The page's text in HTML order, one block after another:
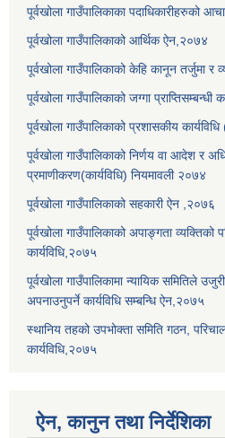
पूर्वखोला गाउँपालिकाका पदाधिकारीहरुको
पूर्वखोला गाउँपालिकाको आर्थिक ऐन,२०७४
पूर्वखोला गाउँपालिकाको केहि कानून तर्जुमा
पूर्वखोला गाउँपालिकाको जग्गा प्राप्तिसम्बन्धी
पूर्वखोला गाउँपालिकाको प्रशासकीय
पूर्वखोला गाउँपालिकाको निर्णय वा आदेश र
प्रमाणीकरण(कार्यविधि) नियमावली २०७४
पूर्वखोला गाउँपालिकाको सहकारी ऐन ,२०७६
पूर्वखोला गाउँपालिकाको अपाङ्गता व्यक्तिको
कार्यविधि,२०७५
पूर्वखोला गाउँपालिकामा न्यायिक समितिले
अपनाउनुपर्ने कार्यविधि सम्बन्धि ऐन,२०७५
स्थानिय तहको उपभोक्ता समिति गठन,
कार्यविधि,२०७५
ऐन, कानुन तथा निर्देशिका